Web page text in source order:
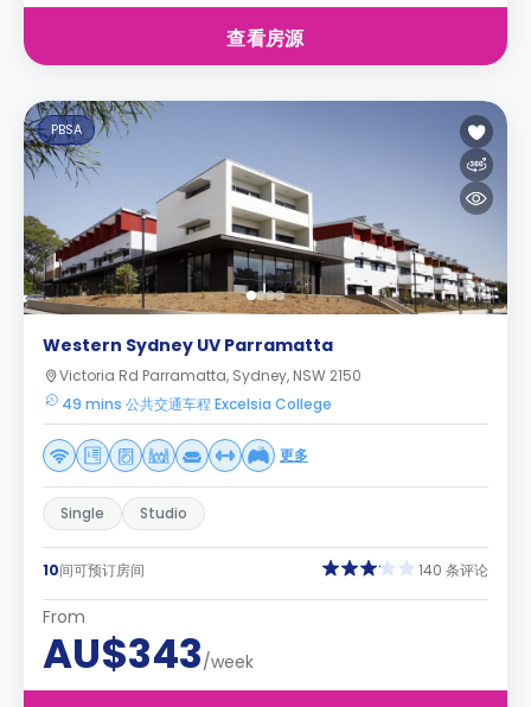
查看房源
PBSA
Western Sydney UV Parramatta
Victoria Rd Parramatta, Sydney, NSW 2150
49 mins 公共交通车程 Excelsia College
更多
Single Studio
10间可预订房间 140 条评论
From
AU$343/week